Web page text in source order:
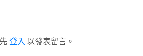
登入 以發表留言。